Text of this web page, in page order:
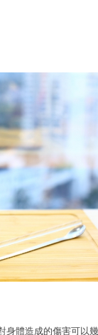
身體造成的傷害可以幾